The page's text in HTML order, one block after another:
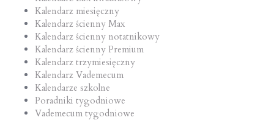
Kalendarz miesięczny
Kalendarz ścienny Max
Kalendarz ścienny notatnikowy
Kalendarz ścienny Premium
Kalendarz trzymiesięczny
Kalendarz Vademecum
Kalendarze szkolne
Poradniki tygodniowe
Vademecum tygodniowe